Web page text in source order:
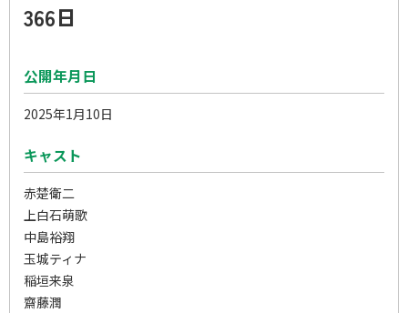
366日
公開年月日
2025年1月10日
キャスト
赤楚衛二
上白石萌歌
中島裕翔
玉城ティナ
稲垣来泉
齋藤潤